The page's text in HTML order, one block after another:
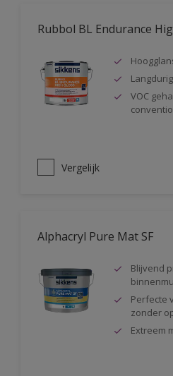
Rubbol BL Endurance
VOC
Vergelijk
Alphacryl Pure Mat SF
Blijvend
Perfecte
zonder
Extreem